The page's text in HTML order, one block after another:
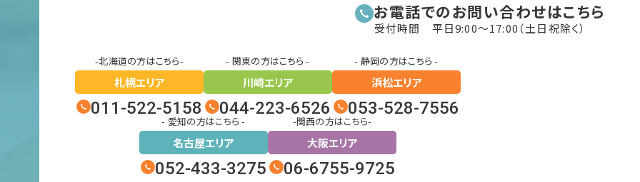
お電話でのお問い合わせはこちら
受付時間 平日9:00〜17:00（土日祝除く）
-北海道の方はこちら-
札幌エリア
011-522-5158
- 関東の方はこちら -
川崎エリア
044-223-6526
- 静岡の方はこちら -
浜松エリア
053-528-7556
- 愛知の方はこちら -
名古屋エリア
052-433-3275
-関西の方はこちら-
大阪エリア
06-6755-9725